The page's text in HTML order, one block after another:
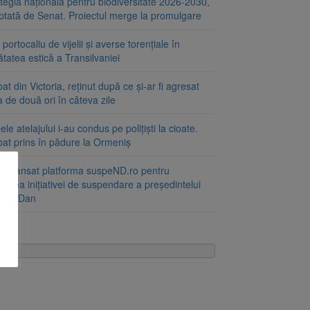
de Senat. Proiectul merge la promulgare
portocaliu de vijelii și averse torențiale în
estică a Transilvaniei
din Victoria, reținut după ce și-ar fi agresat
de două ori în câteva zile
atelajului i-au condus pe polițiști la cioate.
prins în pădure la Ormeniș
a lansat platforma suspeND.ro pentru
inițiativei de suspendare a președintelui
Dan